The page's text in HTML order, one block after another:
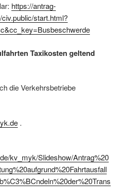
https://antrag-
start.html?
Taxikosten geltend
die Verkehrsbetriebe
.
kv_myk/Slideshow/Antrag%20